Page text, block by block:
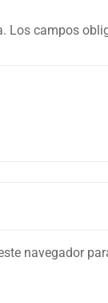
Los campos
navegador